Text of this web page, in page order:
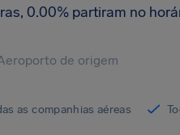
0.00% partiram no
as companhias aéreas